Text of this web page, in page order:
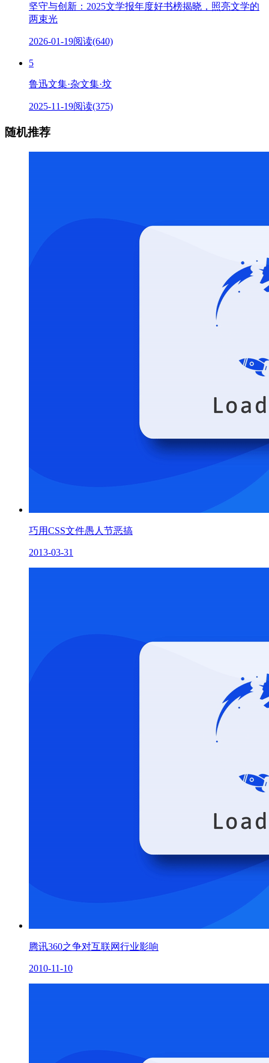
坚守与创新：2025文学报年度好书榜揭晓，照亮文学的
两束光
2026-01-19阅读(640)
5
鲁迅文集·杂文集·坟
2025-11-19阅读(375)
随机推荐
巧用CSS文件愚人节恶搞
2013-03-31
腾讯360之争对互联网行业影响
2010-11-10